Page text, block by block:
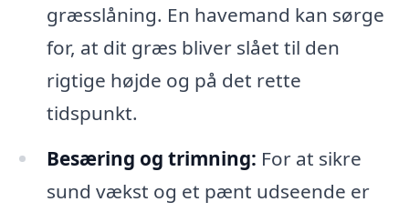
græsslåning. En havemand kan sørge
for, at dit græs bliver slået til den
rigtige højde og på det rette
tidspunkt.
Besæring og trimning: For at sikre
sund vækst og et pænt udseende er